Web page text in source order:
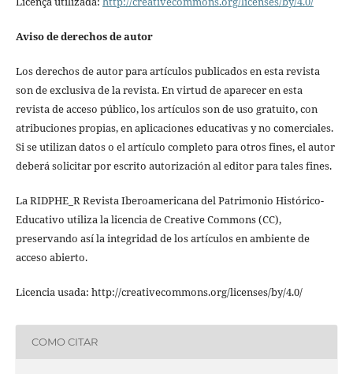
Aviso de derechos de autor
Los derechos de autor para artículos publicados en esta revista
son de exclusiva de la revista. En virtud de aparecer en esta
revista de acceso público, los artículos son de uso gratuito, con
atribuciones propias, en aplicaciones educativas y no comerciales.
Si se utilizan datos o el artículo completo para otros fines, el autor
deberá solicitar por escrito autorización al editor para tales fines.
La RIDPHE_R Revista Iberoamericana del Patrimonio Histórico-
Educativo utiliza la licencia de Creative Commons (CC),
preservando así la integridad de los artículos en ambiente de
acceso abierto.
Licencia usada: http://creativecommons.org/licenses/by/4.0/
COMO CITAR